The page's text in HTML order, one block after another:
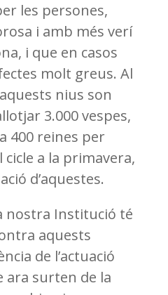
les persones,
i amb més verí
i que en casos
molt greus. Al
nius son
3.000 vespes,
400 reines per
a la primavera,
d’aquestes.
nostra Institució té
aquests
de l’actuació
ara surten de la